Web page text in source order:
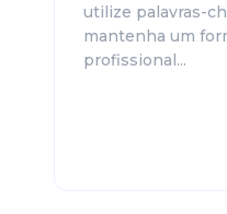
utilize palavras-
mantenha um
profissional...